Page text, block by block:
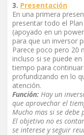
3. Presentación
En una primera
presentar todo el
(apoyado en un
para que un inversor
Parece poco pero 20
incluso si se puede
tiempo para
profundizando en lo
atención.
Función: Hay un
que aprovechar el
Mucho mas si se debe
El objetivo no es
se interese y seguir